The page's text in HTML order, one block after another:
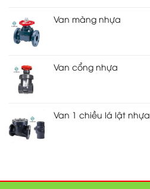
Van màng nhựa
Van cổng nhựa
Van 1 chiều lá lật nhựa